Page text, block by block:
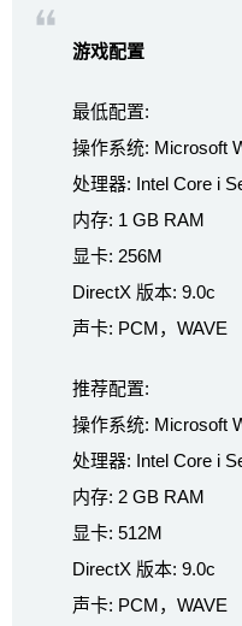
游戏配置
最低配置:
操作系统: Microsoft
处理器: Intel Core i
内存: 1 GB RAM
显卡: 256M
DirectX 版本: 9.0c
声卡: PCM，WAVE
推荐配置:
操作系统: Microsoft
处理器: Intel Core i
内存: 2 GB RAM
显卡: 512M
DirectX 版本: 9.0c
声卡: PCM，WAVE